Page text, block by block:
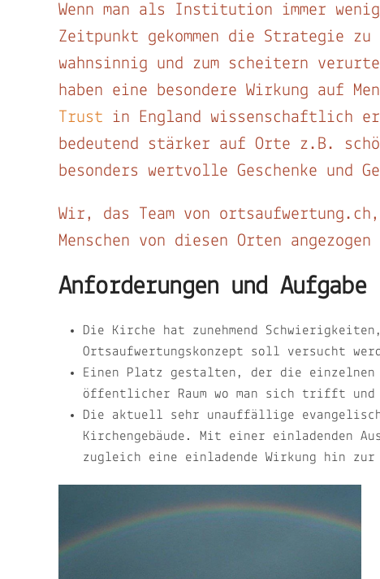
Wenn man als Institution immer
Zeitpunkt gekommen die Strategie
wahnsinnig und zum scheitern
haben eine besondere Wirkung auf
Trust in England wissenschaftlich
bedeutend stärker auf Orte z.B.
besonders wertvolle Geschenke und
Wir, das Team von
Menschen von diesen Orten
Anforderungen und Aufgabe
Die Kirche hat zunehmend
Ortsaufwertungskonzept soll versucht
Einen Platz gestalten, der die einzelnen
öffentlicher Raum wo man sich trifft und
Die aktuell sehr unauffällige evangelisch
Kirchengebäude. Mit einer einladenden
zugleich eine einladende Wirkung hin zur